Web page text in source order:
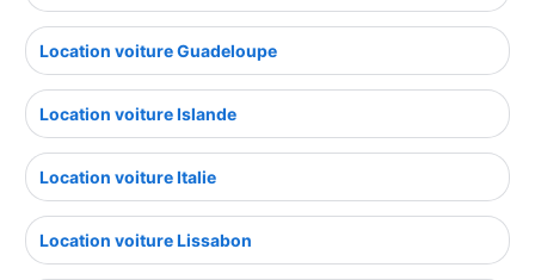
Location voiture Guadeloupe
Location voiture Islande
Location voiture Italie
Location voiture Lissabon